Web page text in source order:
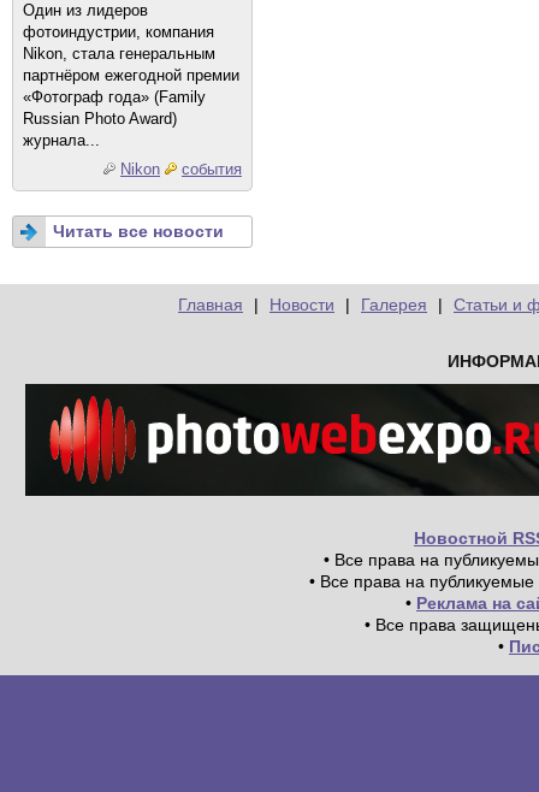
Один из лидеров
фотоиндустрии, компания
Nikon, стала генеральным
партнёром ежегодной премии
«Фотограф года» (Family
Russian Photo Award)
журнала...
Nikon
события
Читать все новости
Главная | Новости | Галерея | Статьи и
Новостной
• Все права на
• Все права на
• Реклама на
• Все права
•